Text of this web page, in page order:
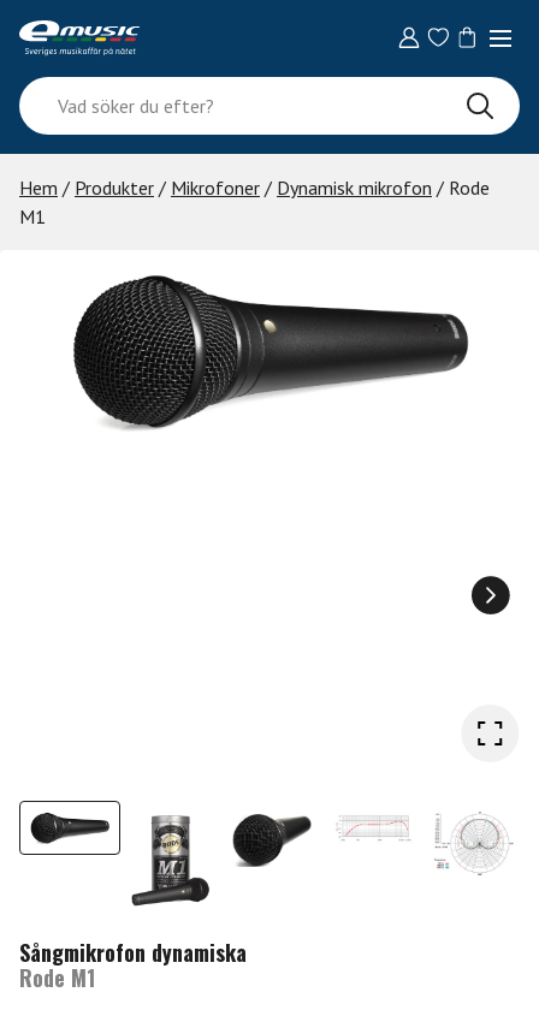
content
Vad
söker
du
efter?
Hem / Produkter / Mikrofoner / Dynamisk mikrofon / Rode
M1
Sångmikrofon dynamiska
Rode M1